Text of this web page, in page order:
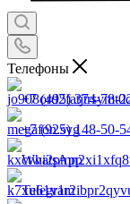
Телефоны
+7 (495) 374-78-
+7 (925) 148-50-
WhatsApp
Telegram